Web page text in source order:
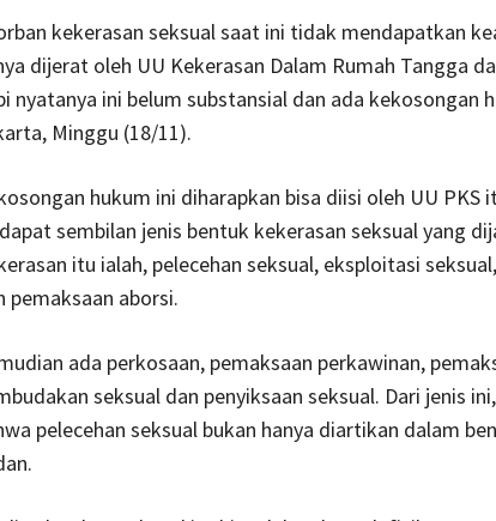
kekerasan seksual saat ini tidak mendapatkan
dijerat oleh UU Kekerasan Dalam Rumah Tangga
nyatanya ini belum substansial dan ada kekosongan
Minggu (18/11).
hukum ini diharapkan bisa diisi oleh UU PKS
sembilan jenis bentuk kekerasan seksual yang
itu ialah, pelecehan seksual, eksploitasi
pemaksaan aborsi.
ada perkosaan, pemaksaan perkawinan,
seksual dan penyiksaan seksual. Dari jenis
pelecehan seksual bukan hanya diartikan dalam